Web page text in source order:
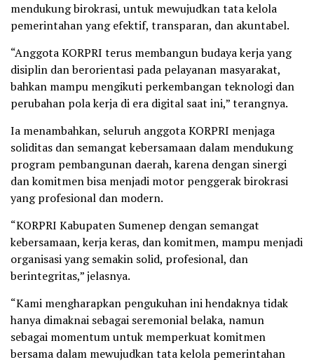
mendukung birokrasi, untuk mewujudkan tata kelola
pemerintahan yang efektif, transparan, dan akuntabel.
“Anggota KORPRI terus membangun budaya kerja yang
disiplin dan berorientasi pada pelayanan masyarakat,
bahkan mampu mengikuti perkembangan teknologi dan
perubahan pola kerja di era digital saat ini,” terangnya.
Ia menambahkan, seluruh anggota KORPRI menjaga
soliditas dan semangat kebersamaan dalam mendukung
program pembangunan daerah, karena dengan sinergi
dan komitmen bisa menjadi motor penggerak birokrasi
yang profesional dan modern.
“KORPRI Kabupaten Sumenep dengan semangat
kebersamaan, kerja keras, dan komitmen, mampu menjadi
organisasi yang semakin solid, profesional, dan
berintegritas,” jelasnya.
“Kami mengharapkan pengukuhan ini hendaknya tidak
hanya dimaknai sebagai seremonial belaka, namun
sebagai momentum untuk memperkuat komitmen
bersama dalam mewujudkan tata kelola pemerintahan